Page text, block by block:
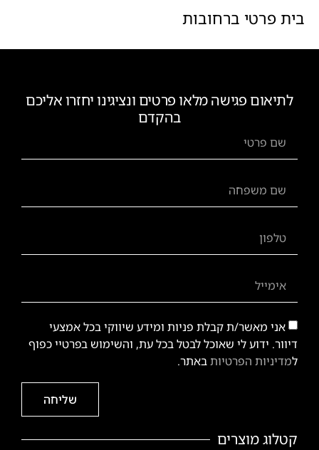
בית פרטי ברחובות
קטלוג מוצרים
לתיאום פגישה מלאו פרטים ונציגינו יחזרו אליכם
בהקדם
אני מאשר/ת קבלת פניות ומידע שיווקי בכל אמצעי
דיוור. ידוע לי שאוכל לבטל בכל עת, והשימוש בפרטיי כפוף
למדיניות הפרטיותבאתר.
שליחה